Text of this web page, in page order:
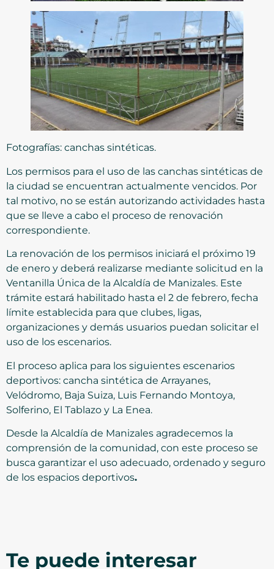
Fotografías: canchas sintéticas.
Los permisos para el uso de las canchas sintéticas de
la ciudad se encuentran actualmente vencidos. Por
tal motivo, no se están autorizando actividades hasta
que se lleve a cabo el proceso de renovación
correspondiente.
La renovación de los permisos iniciará el próximo 19
de enero y deberá realizarse mediante solicitud en la
Ventanilla Única de la Alcaldía de Manizales. Este
trámite estará habilitado hasta el 2 de febrero, fecha
límite establecida para que clubes, ligas,
organizaciones y demás usuarios puedan solicitar el
uso de los escenarios.
El proceso aplica para los siguientes escenarios
deportivos: cancha sintética de Arrayanes,
Velódromo, Baja Suiza, Luis Fernando Montoya,
Solferino, El Tablazo y La Enea.
Desde la Alcaldía de Manizales agradecemos la
comprensión de la comunidad, con este proceso se
busca garantizar el uso adecuado, ordenado y seguro
de los espacios deportivos.
Te puede interesar